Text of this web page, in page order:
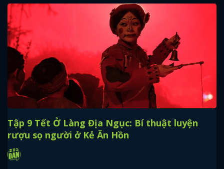
Tập 9 Tết Ở Làng Địa Ngục: Bí thuật luyện
rượu sọ người ở Kẻ Ăn Hồn